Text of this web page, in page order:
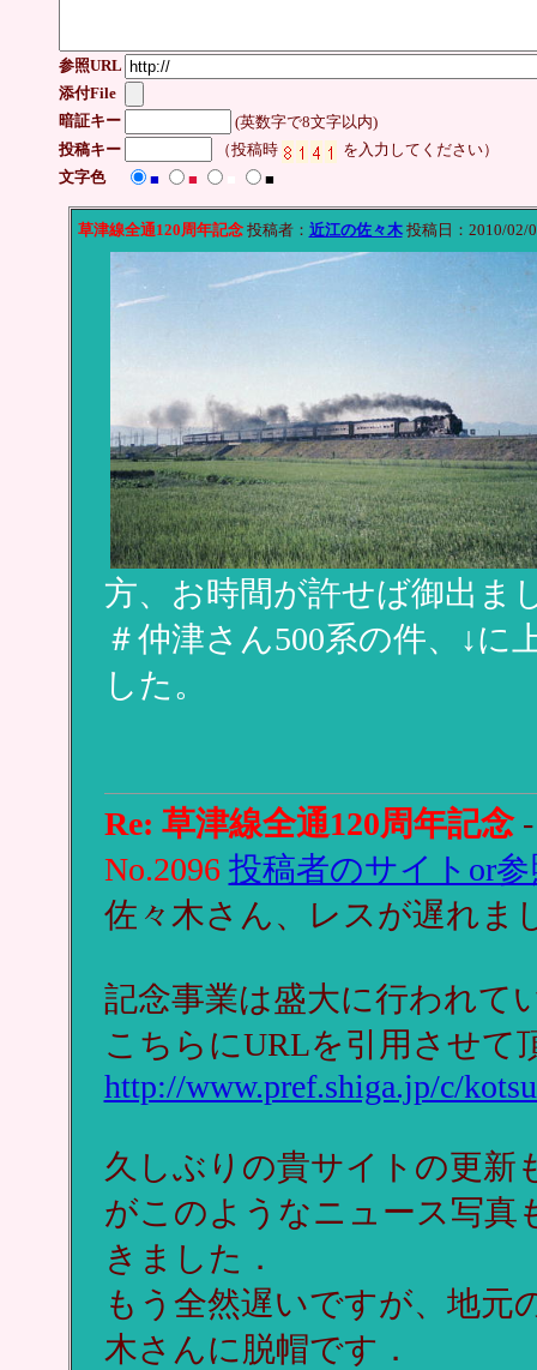
参照URL
添付File
暗証キー
(英数字で8文字以内)
投稿キー
（投稿時
を入力してください）
文字色
■ ■ ■
草津線全通120周年記念投稿者： 近江の佐々木投稿日：2010/02/
方、お時間が許せば御出ま
＃仲津さん500系の件、↓
した。
Re: 草津線全通120周年記念
No.2096 投稿者のサイトor
佐々木さん、レスが遅れま
記念事業は盛大に行われて
こちらにURLを引用させて
http://www.pref.shiga.jp/c/
久しぶりの貴サイトの更新
がこのようなニュース写真
きました．
もう全然遅いですが、地元
木さんに脱帽です．